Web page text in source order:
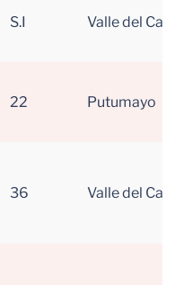
S.I Valle del
22 Putumayo
36 Valle del